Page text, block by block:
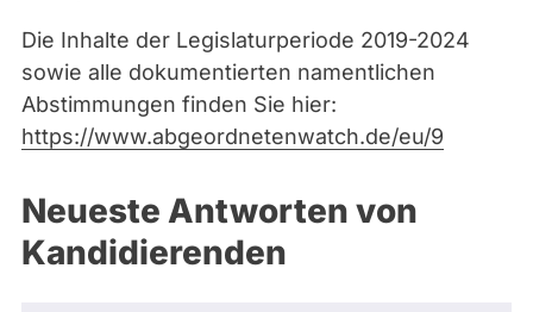
Die Inhalte der Legislaturperiode 2019-2024
sowie alle dokumentierten namentlichen
Abstimmungen finden Sie hier:
https://www.abgeordnetenwatch.de/eu/9
Neueste Antworten von
Kandidierenden